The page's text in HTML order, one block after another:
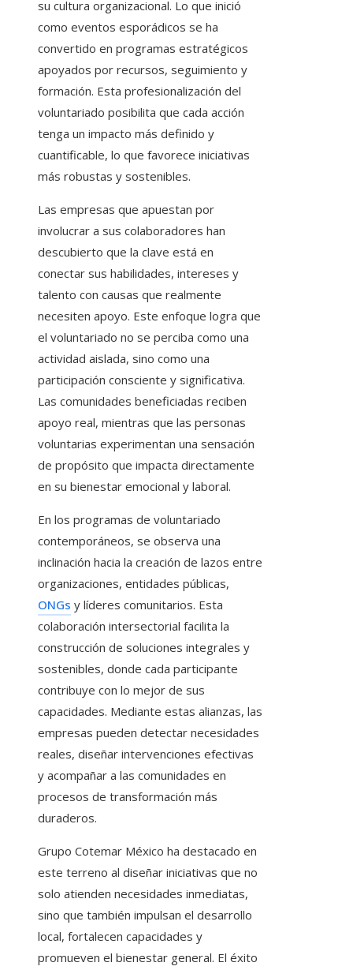
su cultura organizacional. Lo que inició
como eventos esporádicos se ha
convertido en programas estratégicos
apoyados por recursos, seguimiento y
formación. Esta profesionalización del
voluntariado posibilita que cada acción
tenga un impacto más definido y
cuantificable, lo que favorece iniciativas
más robustas y sostenibles.
Las empresas que apuestan por
involucrar a sus colaboradores han
descubierto que la clave está en
conectar sus habilidades, intereses y
talento con causas que realmente
necesiten apoyo. Este enfoque logra que
el voluntariado no se perciba como una
actividad aislada, sino como una
participación consciente y significativa.
Las comunidades beneficiadas reciben
apoyo real, mientras que las personas
voluntarias experimentan una sensación
de propósito que impacta directamente
en su bienestar emocional y laboral.
En los programas de voluntariado
contemporáneos, se observa una
inclinación hacia la creación de lazos entre
organizaciones, entidades públicas,
ONGs y líderes comunitarios. Esta
colaboración intersectorial facilita la
construcción de soluciones integrales y
sostenibles, donde cada participante
contribuye con lo mejor de sus
capacidades. Mediante estas alianzas, las
empresas pueden detectar necesidades
reales, diseñar intervenciones efectivas
y acompañar a las comunidades en
procesos de transformación más
duraderos.
Grupo Cotemar México ha destacado en
este terreno al diseñar iniciativas que no
solo atienden necesidades inmediatas,
sino que también impulsan el desarrollo
local, fortalecen capacidades y
promueven el bienestar general. El éxito